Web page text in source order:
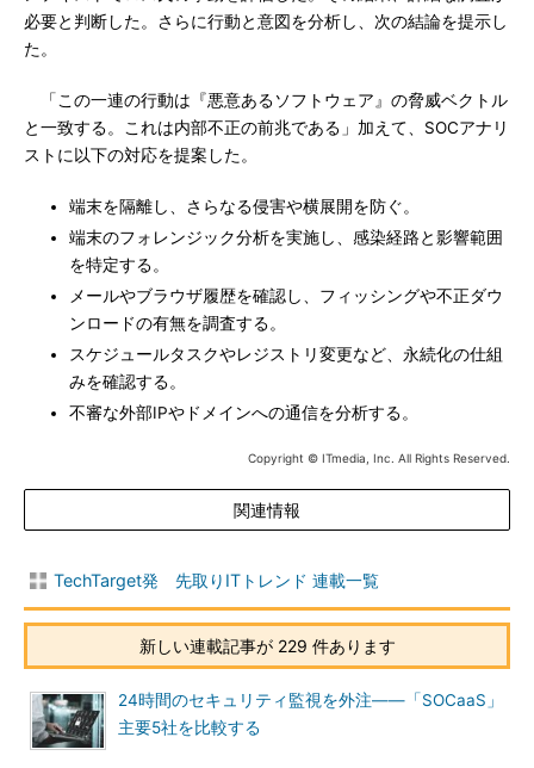
必要と判断した。さらに行動と意図を分析し、次の結論を提示し
た。
「この一連の行動は『悪意あるソフトウェア』の脅威ベクトル
と一致する。これは内部不正の前兆である」加えて、SOCアナリ
ストに以下の対応を提案した。
端末を隔離し、さらなる侵害や横展開を防ぐ。
端末のフォレンジック分析を実施し、感染経路と影響範囲
を特定する。
メールやブラウザ履歴を確認し、フィッシングや不正ダウ
ンロードの有無を調査する。
スケジュールタスクやレジストリ変更など、永続化の仕組
みを確認する。
不審な外部IPやドメインへの通信を分析する。
Copyright © ITmedia, Inc. All Rights Reserved.
関連情報
TechTarget発 先取りITトレンド 連載一覧
新しい連載記事が 229 件あります
24時間のセキュリティ監視を外注――「SOCaaS」
主要5社を比較する